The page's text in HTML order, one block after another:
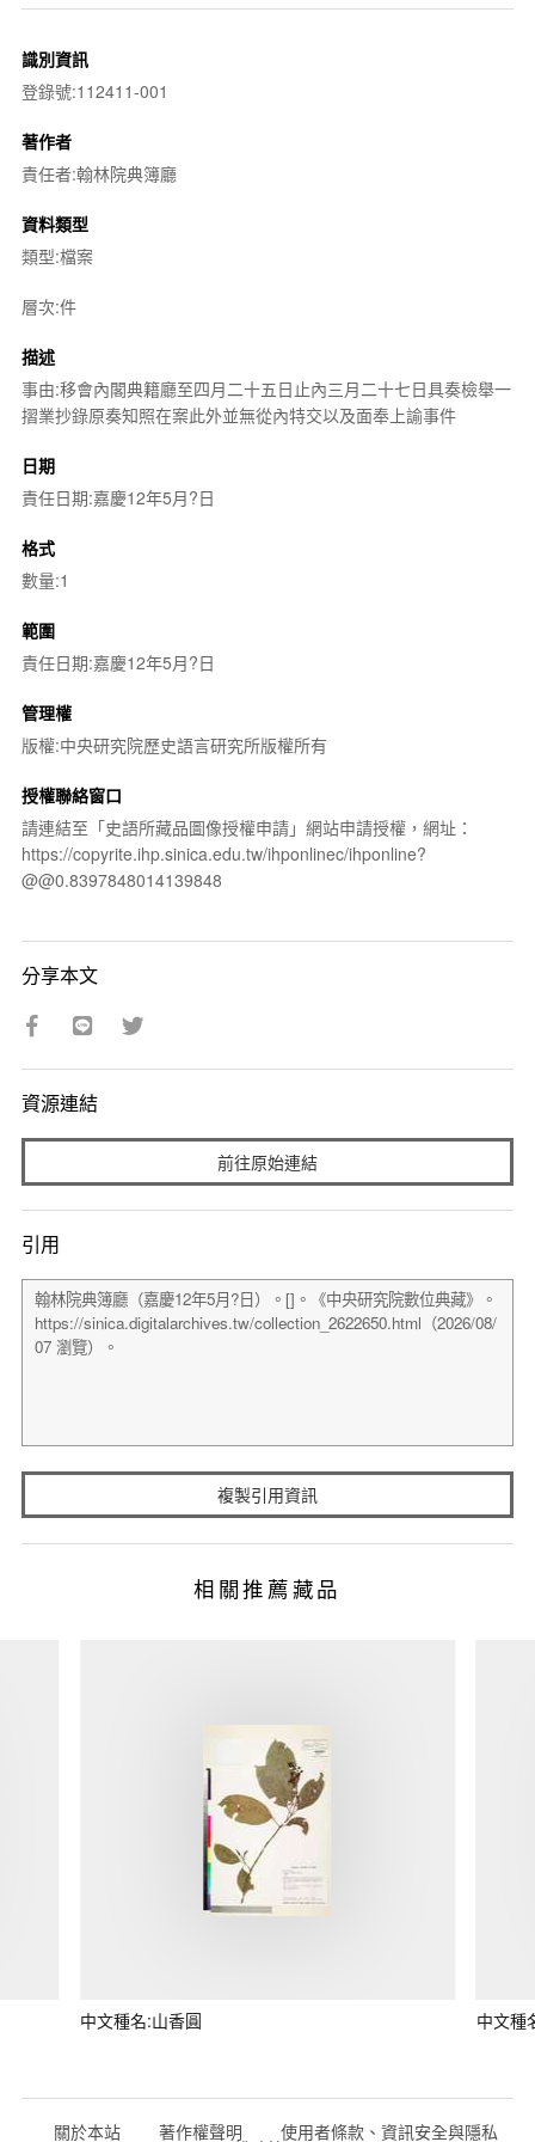
識別資訊
登錄號:112411-001
著作者
責任者:翰林院典簿廳
資料類型
類型:檔案
層次:件
描述
事由:移會內閣典籍廳至四月二十五日止內三月二十七日具奏檢舉一
摺業抄錄原奏知照在案此外並無從內特交以及面奉上諭事件
日期
責任日期:嘉慶12年5月?日
格式
數量:1
範圍
責任日期:嘉慶12年5月?日
管理權
版權:中央研究院歷史語言研究所版權所有
授權聯絡窗口
請連結至「史語所藏品圖像授權申請」網站申請授權，網址：
https://copyrite.ihp.sinica.edu.tw/ihponlinec/ihponline?
@@0.8397848014139848
分享本文
資源連結
前往原始連結
引用
複製引用資訊
相關推薦藏品
中文種名:山香圓 中文種
關於本站 著作權聲明 使用者條款、資訊安全與隱私